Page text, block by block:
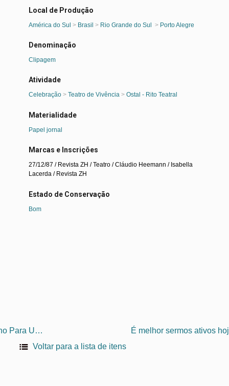
Local de Produção
América do Sul > Brasil > Rio Grande do Sul > Porto Alegre
Denominação
Clipagem
Atividade
Celebração> Teatro de Vivência> Ostal - Rito Teatral
Materialidade
Papel jornal
Marcas e Inscrições
27/12/87 / Revista ZH / Teatro / Cláudio Heemann / Isabella
Lacerda / Revista ZH
Estado de Conservação
Bom
Teatro na Rua – O Caminho Para Um Teatro Popular
Voltar para a lista de itens